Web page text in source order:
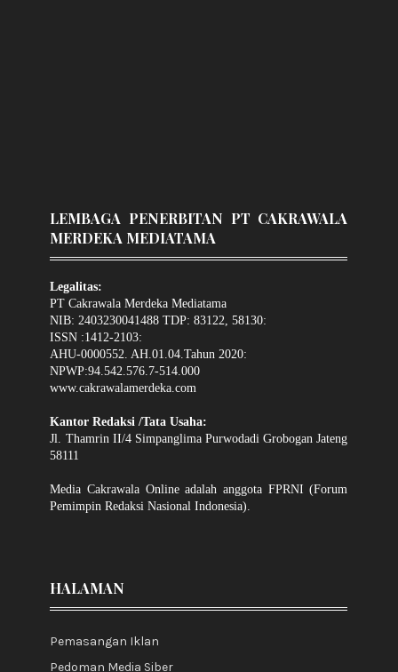
LEMBAGA PENERBITAN PT CAKRAWALA
MERDEKA MEDIATAMA
Legalitas:
PT Cakrawala Merdeka Mediatama
NIB: 2403230041488 TDP: 83122, 58130:
ISSN :1412-2103:
AHU-0000552. AH.01.04.Tahun 2020:
NPWP:94.542.576.7-514.000
www.cakrawalamerdeka.com
Kantor Redaksi /Tata Usaha:
Jl. Thamrin II/4 Simpanglima Purwodadi Grobogan Jateng
58111
Media Cakrawala Online adalah anggota FPRNI (Forum
Pemimpin Redaksi Nasional Indonesia).
HALAMAN
Pemasangan Iklan
Pedoman Media Siber